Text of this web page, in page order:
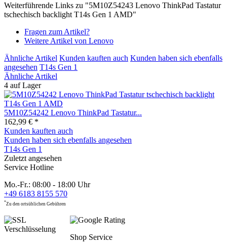
Weiterführende Links zu "5M10Z54243 Lenovo ThinkPad Tastatur
tschechisch backlight T14s Gen 1 AMD"
Fragen zum Artikel?
Weitere Artikel von Lenovo
Ähnliche Artikel Kunden kauften auch Kunden haben sich ebenfalls
angesehen T14s Gen 1
Ähnliche Artikel
4 auf Lager
5M10Z54242 Lenovo ThinkPad Tastatur...
162,99 € *
Kunden kauften auch
Kunden haben sich ebenfalls angesehen
T14s Gen 1
Zuletzt angesehen
Service Hotline
Mo.-Fr.: 08:00 - 18:00 Uhr
+49 6183 8155 570
*Zu den ortsüblichen Gebühren
Shop Service